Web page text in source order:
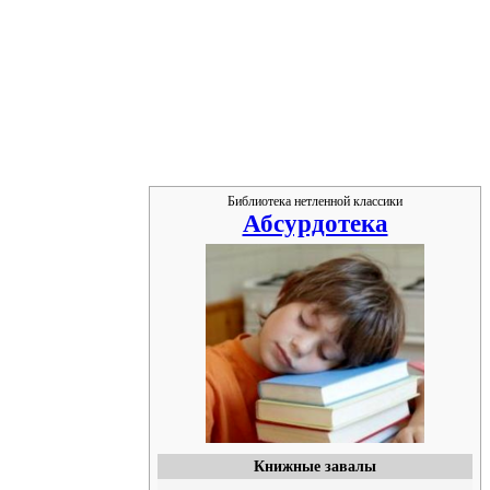
Библиотека нетленной классики
Абсурдотека
Книжные завалы